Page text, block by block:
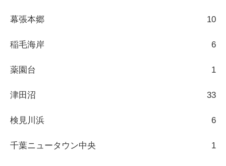
幕張本郷 10
稲毛海岸 6
薬園台 1
津田沼 33
検見川浜 6
千葉ニュータウン中央 1